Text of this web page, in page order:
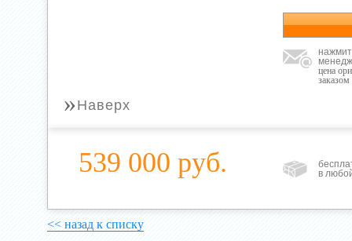
цена
заказом
» Наверх
539 000 руб.
в
<< назад к списку